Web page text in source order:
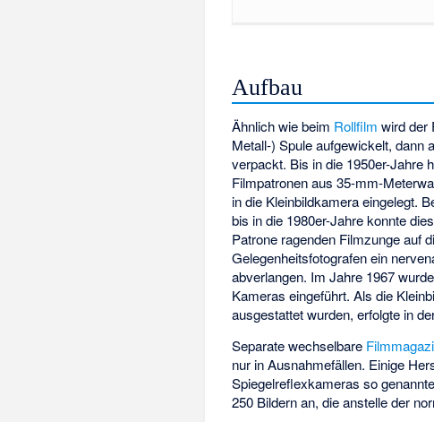
Aufbau
Ähnlich wie beim Rollfilm wird der
Metall-) Spule aufgewickelt, dann
verpackt. Bis in die 1950er-Jahre
Filmpatronen aus 35-mm-
in die Kleinbildkamera eingelegt.
bis in die 1980er-Jahre konnte
Patrone ragenden Filmzungeauf
Gelegenheitsfotografen ein
abverlangen. Im Jahre 1967
Kameras eingeführt. Als die
ausgestattet wurden, erfolgte in
Separate wechselbare
nur in Ausnahmefällen. Einige
Spiegelreflexkameras so
250 Bildern an, die anstelle der